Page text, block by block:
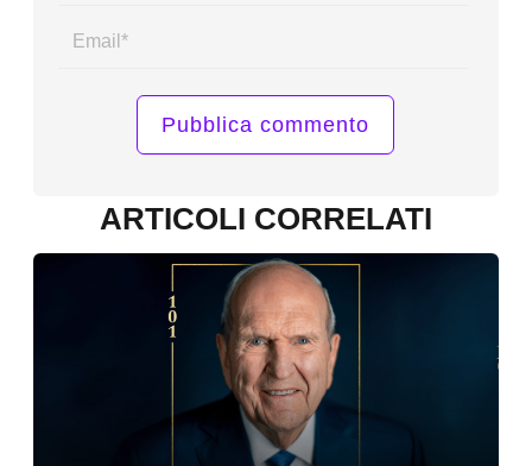
ARTICOLI CORRELATI